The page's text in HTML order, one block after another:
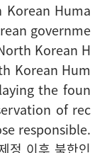
Huma
governme
Korean H
Korean Hum
the foun
of rec
responsible.
정 이후 북한인